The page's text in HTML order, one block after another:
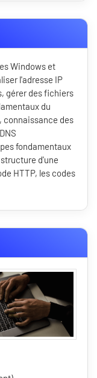
Windows et
l'adresse IP
gérer des fichiers
du
connaissance des
fondamentaux
d'une
HTTP, les codes